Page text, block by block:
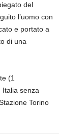
del
l’uomo con
e portato a
di una
(1
Italia senza
Torino